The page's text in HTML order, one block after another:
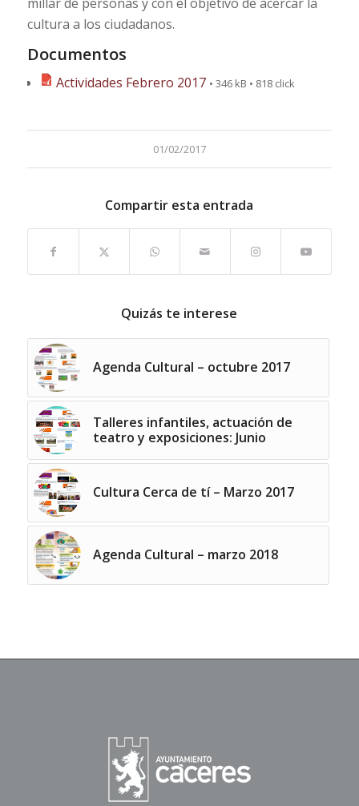
cultura a los ciudadanos.
Documentos
Actividades Febrero 2017 • 346 kB • 818 click
01/02/2017
Compartir esta entrada
Quizás te interese
Agenda Cultural – octubre 2017
Talleres infantiles, actuación de
teatro y exposiciones: Junio
Cultura Cerca de tí – Marzo 2017
Agenda Cultural – marzo 2018